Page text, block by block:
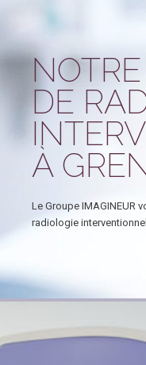
DE
À
Le Groupe IMAGINEUR
radiologie